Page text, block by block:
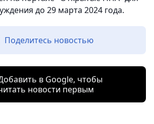
до 29 марта 2024 года.
Поделитесь новостью
в Google, чтобы
новости первым